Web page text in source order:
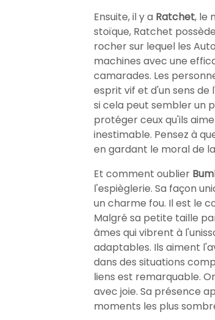
Ensuite, il y a Ratchet, le
stoïque, Ratchet
rocher sur lequel les
machines avec une
camarades. Les
esprit vif et d'un sens de
si cela peut sembler un
protéger ceux qu'ils
inestimable. Pensez à
en gardant le moral de
Et comment oublier
l'espièglerie. Sa façon
un charme fou. Il est le
Malgré sa petite taille
âmes qui vibrent à
adaptables. Ils aiment
dans des situations
liens est remarquable.
avec joie. Sa présence
moments les plus